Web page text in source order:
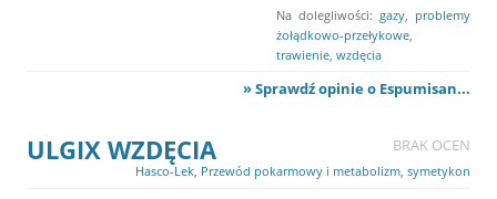
Na dolegliwości: gazy
problemy
żołądkowo-przełykowe
trawienie wzdęcia
» Sprawdź opinie o Espumisan...
ULGIX WZDĘCIA BRAK OCEN
Hasco-Lek Przewód pokarmowy i metabolizm symetykon